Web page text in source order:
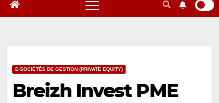
E-SOCIÉTÉS DE GESTION (PRIVATE EQUITY)
Breizh Invest PME